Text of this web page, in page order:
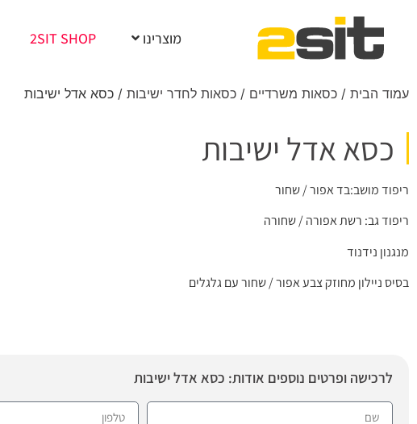
מוצרינו 2SIT SHOP
עמוד הבית / כסאות משרדיים / כסאות לחדר ישיבות / כסא אדל ישיבות
כסא אדל ישיבות
ריפוד מושב:בד אפור / שחור
ריפוד גב: רשת אפורה / שחורה
מנגנון נידנוד
בסיס ניילון מחוזק צבע אפור / שחור עם גלגלים
לרכישה ופרטים נוספים אודות: כסא אדל ישיבות